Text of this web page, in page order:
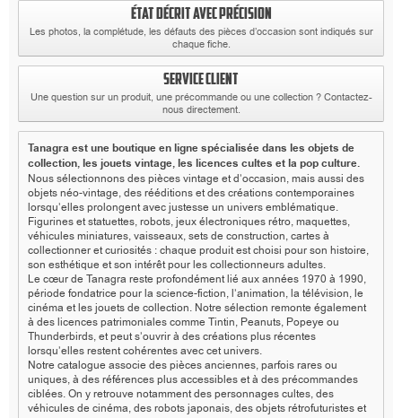
ÉTAT DÉCRIT AVEC PRÉCISION
Les photos, la complétude, les défauts des pièces d’occasion sont indiqués sur
chaque fiche.
SERVICE CLIENT
Une question sur un produit, une précommande ou une collection ? Contactez-
nous directement.
Tanagra est une boutique en ligne spécialisée dans les objets de
collection, les jouets vintage, les licences cultes et la pop culture.
Nous sélectionnons des pièces vintage et d’occasion, mais aussi des
objets néo-vintage, des rééditions et des créations contemporaines
lorsqu’elles prolongent avec justesse un univers emblématique.
Figurines et statuettes, robots, jeux électroniques rétro, maquettes,
véhicules miniatures, vaisseaux, sets de construction, cartes à
collectionner et curiosités : chaque produit est choisi pour son histoire,
son esthétique et son intérêt pour les collectionneurs adultes.
Le cœur de Tanagra reste profondément lié aux années 1970 à 1990,
période fondatrice pour la science-fiction, l’animation, la télévision, le
cinéma et les jouets de collection. Notre sélection remonte également
à des licences patrimoniales comme Tintin, Peanuts, Popeye ou
Thunderbirds, et peut s’ouvrir à des créations plus récentes
lorsqu’elles restent cohérentes avec cet univers.
Notre catalogue associe des pièces anciennes, parfois rares ou
uniques, à des références plus accessibles et à des précommandes
ciblées. On y retrouve notamment des personnages cultes, des
véhicules de cinéma, des robots japonais, des objets rétrofuturistes et